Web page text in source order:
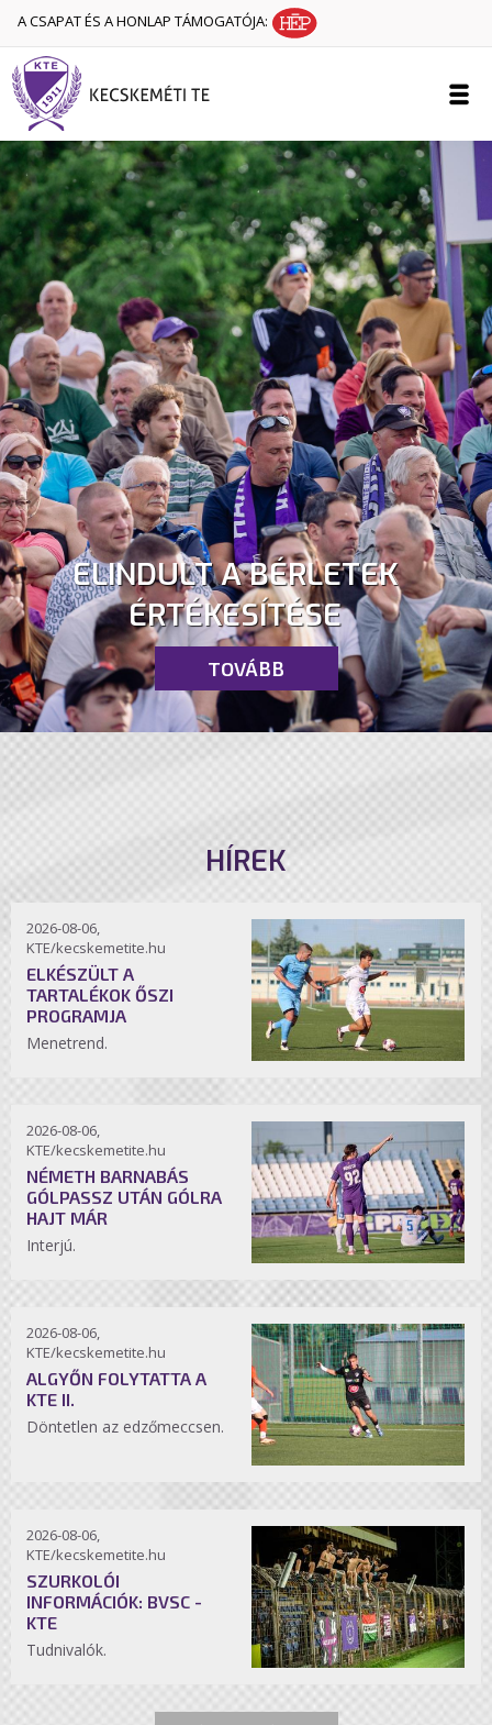
A CSAPAT ÉS A HONLAP TÁMOGATÓJA:
ELINDULT A BÉRLETEK
ÉRTÉKESÍTÉSE
TOVÁBB
HÍREK
2026-08-06,
KTE/kecskemetite.hu
ELKÉSZÜLT A
TARTALÉKOK ŐSZI
PROGRAMJA
Menetrend.
2026-08-06,
KTE/kecskemetite.hu
NÉMETH BARNABÁS
GÓLPASSZ UTÁN GÓLRA
HAJT MÁR
Interjú.
2026-08-06,
KTE/kecskemetite.hu
ALGYŐN FOLYTATTA A
KTE II.
Döntetlen az edzőmeccsen.
2026-08-06,
KTE/kecskemetite.hu
SZURKOLÓI
INFORMÁCIÓK: BVSC -
KTE
Tudnivalók.